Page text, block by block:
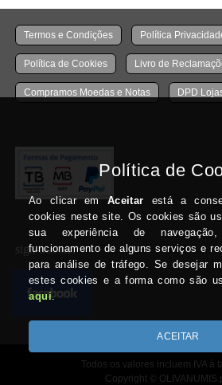
Termos e Condições Política
Política de Cookies Livro de
Compramos Moedas e Notas DPD
siga-nos no:
Todos os valores incluem IVA à
Copyright ©